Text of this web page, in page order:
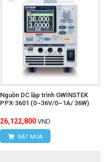
Nguồn DC lập trình GWINSTEK
PPX-3601 (0~36V/0~1A/ 36W)
26,122,800 VND
ĐẶT MUA